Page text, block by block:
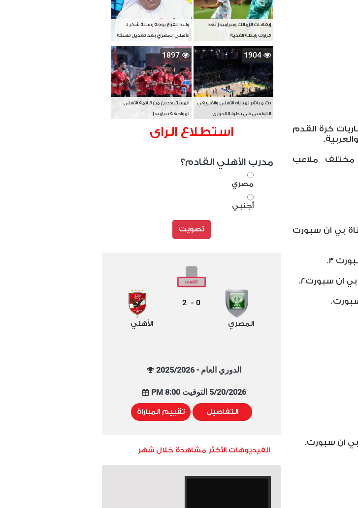
كرة القدم
مختلف ملاعب
7.45 مساءًا على قناة بي ان سبورت
٣.
بي ان سبورت٢.
إيقافات الزمالك وبيراميدز بعد
قرارات رابطة الأندية
وليد الفراج يوجه رسالة شكر لـ
الأهلي المصري بعد تعديل تهنئة
بطل آسيا
1904
بث مباشر لمباراة الأهلي والأفريقي
التونسي في بطولة الدوري
1897
المستبعدين من قائمة الأهلي
لمواجهة بيراميدز
استطلاع الراى
مدرب الأهلي القادم؟
مصري
أجنبي
تصويت
المصري
0
-
2
الأهلي
الدوري العام - 2025/2026
5/20/2026 التوقيت 8:00 PM
التفاصيل تقييم المباراة
الفيديوهات الأكثر مشاهدة خلال شهر